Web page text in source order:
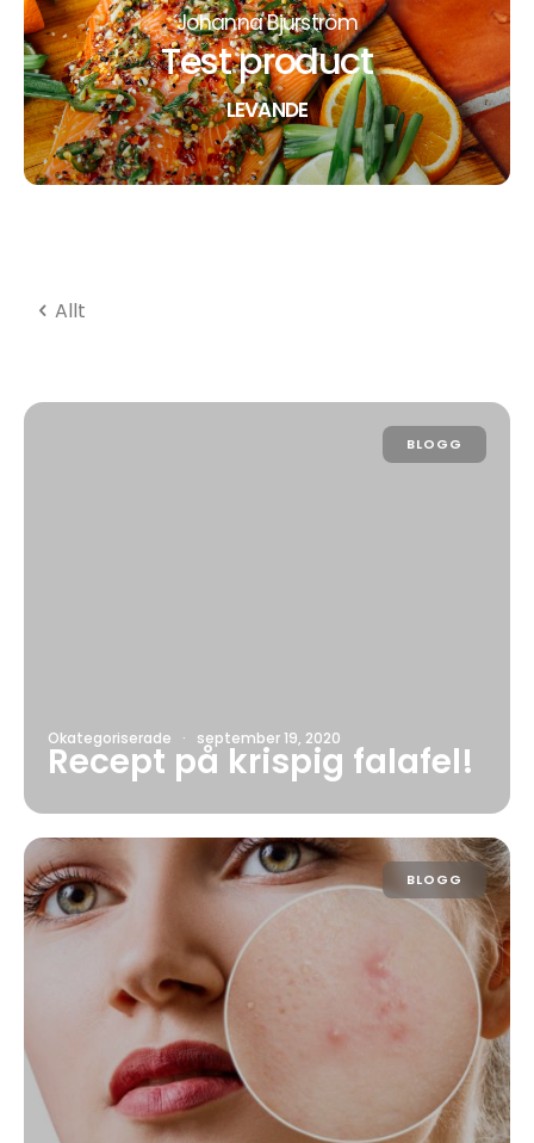
Johanna Bjurström
Test product
LEVANDE
Allt
BLOGG
Okategoriserade · september 19, 2020
Recept på krispig falafel!
BLOGG